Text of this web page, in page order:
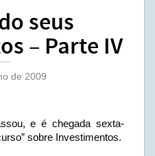
seus
– Parte IV
de 2009
e é chegada sexta-
sobre Investimentos.